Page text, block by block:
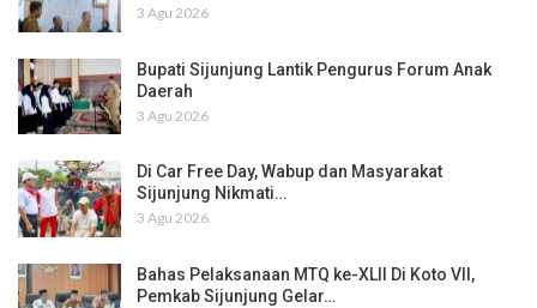
3 Agu 2026
Bupati Sijunjung Lantik Pengurus Forum Anak
Daerah
3 Agu 2026
Di Car Free Day, Wabup dan Masyarakat
Sijunjung Nikmati…
3 Agu 2026
Bahas Pelaksanaan MTQ ke-XLII Di Koto VII,
Pemkab Sijunjung Gelar…